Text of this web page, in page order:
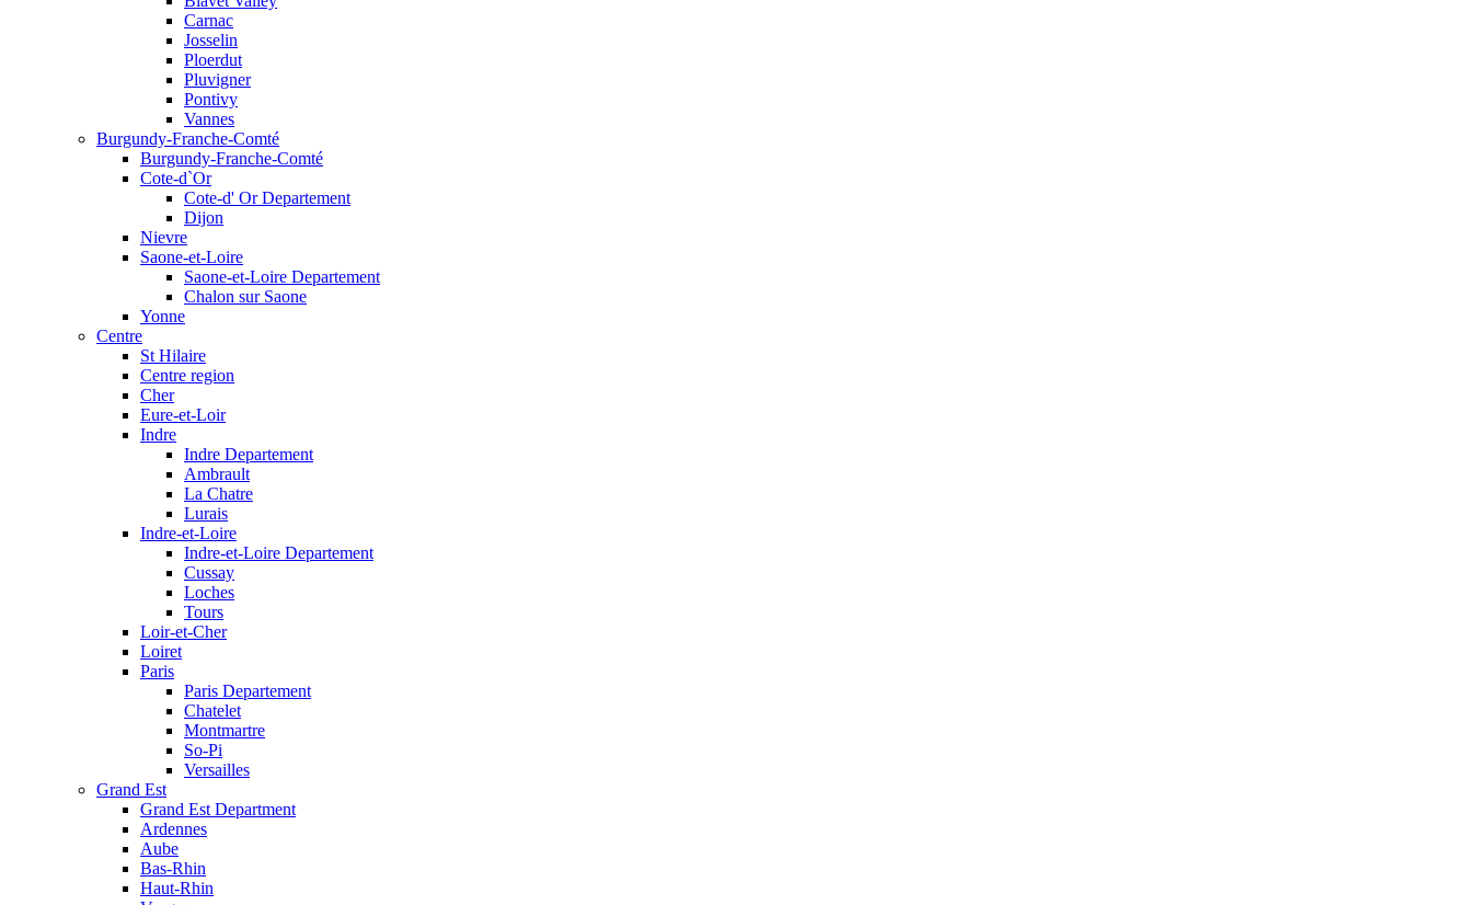
Carnac
Josselin
Ploerdut
Pluvigner
Pontivy
Vannes
Burgundy-Franche-Comté
Burgundy-Franche-Comté
Cote-d`Or
Cote-d' Or Departement
Dijon
Nievre
Saone-et-Loire
Saone-et-Loire Departement
Chalon sur Saone
Yonne
Centre
St Hilaire
Centre region
Cher
Eure-et-Loir
Indre
Indre Departement
Ambrault
La Chatre
Lurais
Indre-et-Loire
Indre-et-Loire Departement
Cussay
Loches
Tours
Loir-et-Cher
Loiret
Paris
Paris Departement
Chatelet
Montmartre
So-Pi
Versailles
Grand Est
Grand Est Department
Ardennes
Aube
Bas-Rhin
Haut-Rhin